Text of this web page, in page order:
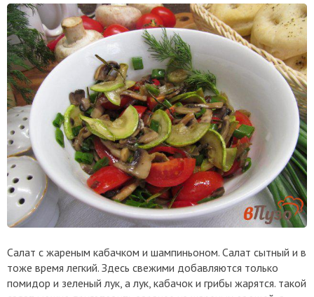
Салат с жареным кабачком и шампиньоном. Салат сытный и в
тоже время легкий. Здесь свежими добавляются только
помидор и зеленый лук, а лук, кабачок и грибы жарятся. такой